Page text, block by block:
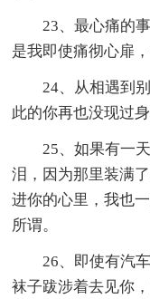
23、最心痛的
是我即使痛彻心扉
24、从相遇到
此的你再也没现过
25、如果有一
泪，因为那里装满
进你的心里，我也
所谓。
26、即使有汽
袜子跋涉着去见你